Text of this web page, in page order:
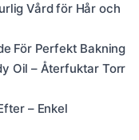
Vård för Hår och
För Perfekt Bakning
Oil – Återfuktar Torr
– Enkel